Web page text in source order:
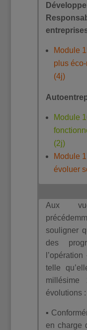
Module
plus
(4j)
Module
(2j)
Module
évoluer
Aux
souligner
des
telle
millésime
évolutions :
▪
en charge